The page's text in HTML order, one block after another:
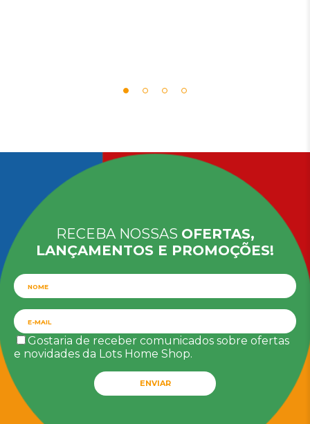
RECEBA NOSSAS OFERTAS,
LANÇAMENTOS E PROMOÇÕES!
Gostaria de receber comunicados sobre ofertas
e novidades da Lots Home Shop.
ENVIAR